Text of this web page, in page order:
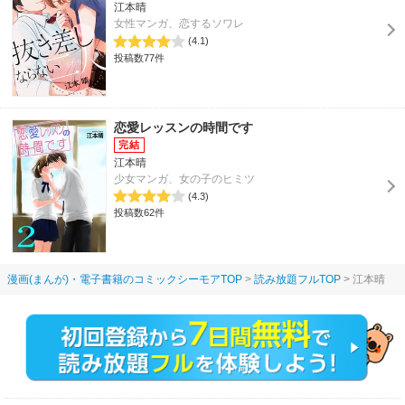
江本晴
女性マンガ、恋するソワレ
(4.1)
投稿数77件
恋愛レッスンの時間です
江本晴
少女マンガ、女の子のヒミツ
(4.3)
投稿数62件
漫画(まんが)・電子書籍のコミックシーモアTOP 読み放題フルTOP 江本晴